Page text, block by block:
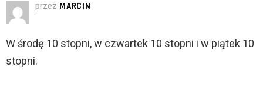
przez MARCIN
W środę 10 stopni, w czwartek 10 stopni i w piątek 10
stopni.